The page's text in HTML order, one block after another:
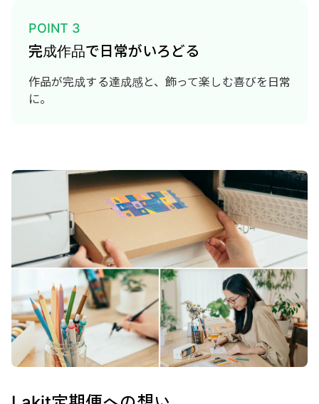
POINT 3
完成作品で日常がいろどる
作品が完成する達成感と、飾って楽しむ喜びを日常
に。